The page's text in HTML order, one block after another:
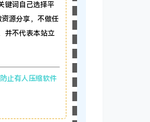
键词自己选择平
源分享，不做任
并不代表本站立
止有人压缩软件